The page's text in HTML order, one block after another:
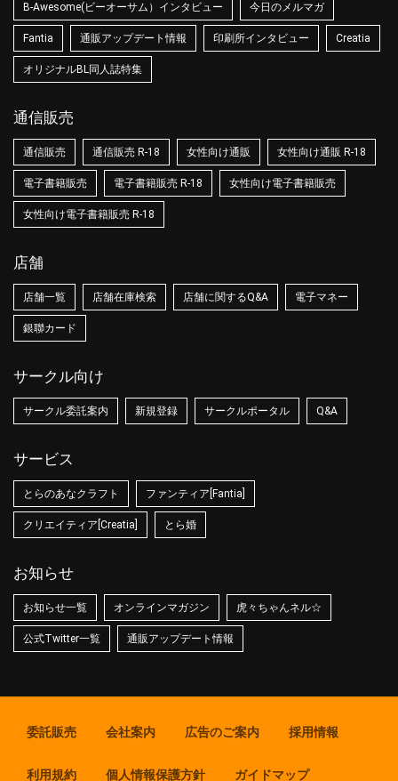
B-Awesome(ビーオーサム）インタビュー 今日のメルマガ
Fantia 通販アップデート情報 印刷所インタビュー Creatia
オリジナルBL同人誌特集
通信販売
通信販売 通信販売 R-18 女性向け通販 女性向け通販 R-18
電子書籍販売 電子書籍販売 R-18 女性向け電子書籍販売
女性向け電子書籍販売 R-18
店舗
店舗一覧 店舗在庫検索 店舗に関するQ&A 電子マネー
銀聯カード
サークル向け
サークル委託案内 新規登録 サークルポータル Q&A
サービス
とらのあなクラフト ファンティア[Fantia]
クリエイティア[Creatia] とら婚
お知らせ
お知らせ一覧 オンラインマガジン 虎々ちゃんネル☆
公式Twitter一覧 通販アップデート情報
委託販売 会社案内 広告のご案内 採用情報
利用規約 個人情報保護方針 ガイドマップ